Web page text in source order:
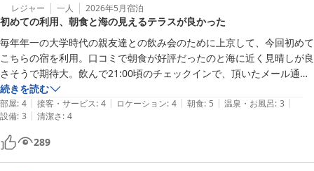
宿泊者は自由にテラスやテーブルがつかえたので、（行くまで知らなか
った）
そこもよかった
次は眺望ありのへやに泊まりたい
ひとつ残念だったのは、
枕や布団の一部がかなり臭ってくさかった
シーツなどはもちろん変えてくれているはずなので、前の宿泊者のせい
だろうがかなり気持ちが悪かった
レジャー 一人 2026年5月宿泊
初めての利用、朝食と海の見えるテラスが良かった
毎年年一の大学時代の親友達との飲み会のために上京して、今回初めて
こちらの宿を利用。口コミで朝食が好評だったのと海に近く見晴しが良
さそうで期待大。飲んで21:00頃のチェックインで、頂いたメール通り
にちょっと冒険チックな感じで入室。予約時に最後の一室だったことも
あり、海の反対側の部屋で景色は見えなかったが、食事は海の見えるテ
ラスでも出来て見晴しは良い。ビジネス用には向かなそうだが、カップ
ルや一人旅の宿として泊まってみる価値はある、かな。
続きを読む
部屋: 4 | 接客・サービス: 4 | ロケーション: 4 | 朝食: 5 | 温泉・お風呂: 3 |
設備: 3 | 清潔さ: 4
289